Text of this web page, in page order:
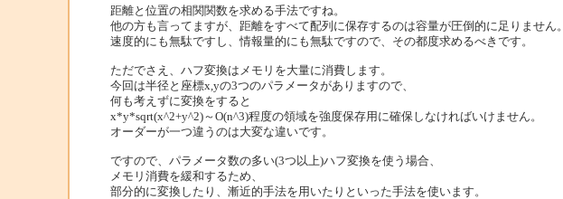
距離と位置の相関関数を求める手法ですね。
他の方も言ってますが、距離をすべて配列に保存するのは容量が圧倒的に足りません。
速度的にも無駄ですし、情報量的にも無駄ですので、その都度求めるべきです。
ただでさえ、ハフ変換はメモリを大量に消費します。
今回は半径と座標x,yの3つのパラメータがありますので、
何も考えずに変換をすると
x*y*sqrt(x^2+y^2)～O(n^3)程度の領域を強度保存用に確保しなければいけません。
オーダーが一つ違うのは大変な違いです。
ですので、パラメータ数の多い(3つ以上)ハフ変換を使う場合、
メモリ消費を緩和するため、
部分的に変換したり、漸近的手法を用いたりといった手法を使います。